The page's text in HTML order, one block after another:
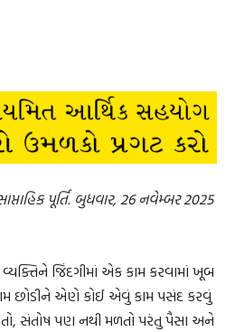
પૂર્તિ. બુધવાર, 26 નવેમ્બર 2025
જિંદગીમાં એક કામ કરવામાં ખૂબ
છોડીને એણે કોઈ એવું કામ પસંદ કરવું
સંતોષ પણ નથી મળતો પરંતુ પૈસા અને